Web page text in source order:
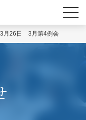
月26日 3月第4例会